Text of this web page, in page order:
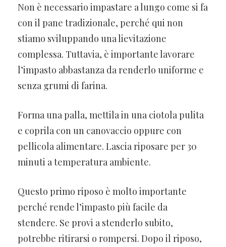
Non è necessario impastare a lungo come si fa
con il pane tradizionale, perché qui non
stiamo sviluppando una lievitazione
complessa. Tuttavia, è importante lavorare
l’impasto abbastanza da renderlo uniforme e
senza grumi di farina.
Forma una palla, mettila in una ciotola pulita
e coprila con un canovaccio oppure con
pellicola alimentare. Lascia riposare per 30
minuti a temperatura ambiente.
Questo primo riposo è molto importante
perché rende l’impasto più facile da
stendere. Se provi a stenderlo subito,
potrebbe ritirarsi o rompersi. Dopo il riposo,